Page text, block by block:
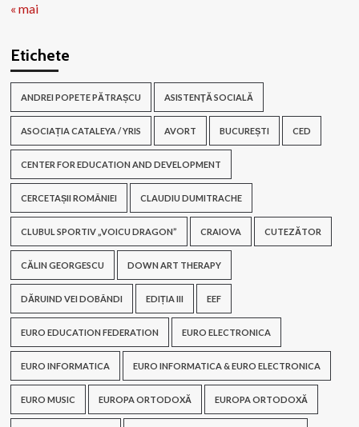
« mai
Etichete
ANDREI POPETE PĂTRAȘCU ASISTENŢĂ SOCIALĂ
ASOCIAȚIA CATALEYA / YRIS AVORT BUCUREȘTI CED
CENTER FOR EDUCATION AND DEVELOPMENT
CERCETAȘII ROMÂNIEI CLAUDIU DUMITRACHE
CLUBUL SPORTIV „VOICU DRAGON” CRAIOVA CUTEZĂTOR
CĂLIN GEORGESCU DOWN ART THERAPY
DĂRUIND VEI DOBÂNDI EDIȚIA III EEF
EURO EDUCATION FEDERATION EURO ELECTRONICA
EURO INFORMATICA EURO INFORMATICA & EURO ELECTRONICA
EURO MUSIC EUROPA ORTODOXĂ EUROPA ORTODOXĂ